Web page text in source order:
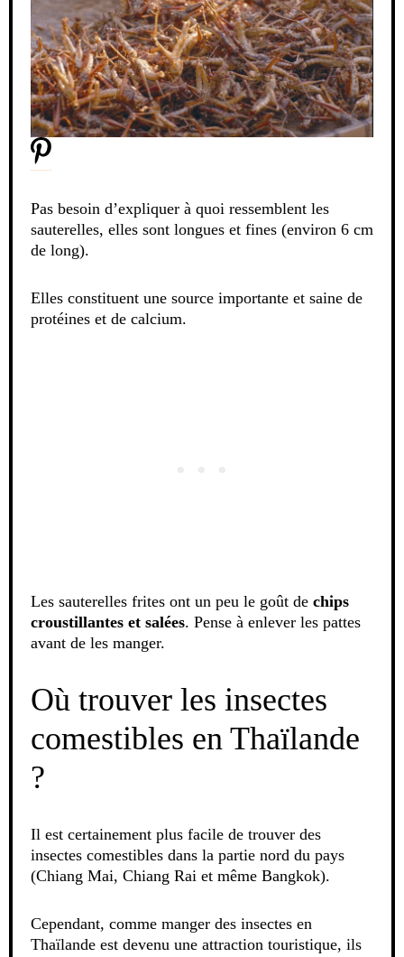
Pas besoin d’expliquer à quoi ressemblent les
sauterelles, elles sont longues et fines (environ 6 cm
de long).
Elles constituent une source importante et saine de
protéines et de calcium.
Les sauterelles frites ont un peu le goût de chips
croustillantes et salées. Pense à enlever les pattes
avant de les manger.
Où trouver les insectes
comestibles en Thaïlande
?
Il est certainement plus facile de trouver des
insectes comestibles dans la partie nord du pays
(Chiang Mai, Chiang Rai et même Bangkok).
Cependant, comme manger des insectes en
Thaïlande est devenu une attraction touristique, ils